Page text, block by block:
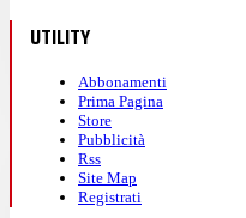
UTILITY
Abbonamenti
Prima Pagina
Store
Pubblicità
Rss
Site Map
Registrati